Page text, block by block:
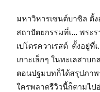
มหาวิหารเซนต์บาซิล ตั้
สถาปัตยกรรมที่เ… พระ
เปโตรควาเรสต์ ตั้งอยู่ที่
เกาะเล็กๆ ในทะเลสาบ
ตอนปฐมบทก็ได้สรุปภา
ใครพลาดรีวิวนี้ก็ตามไ